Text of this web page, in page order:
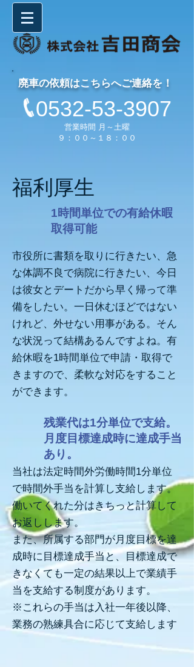
廃車の依頼はこちらへご連絡を！
0532-53-3907
営業時間 月～土曜
９：００～１８：００
福利厚生
1時間単位での有給休暇
取得可能
市役所に書類を取りに行きたい、急
な体調不良で病院に行きたい、今日
は彼女とデートだから早く帰って準
備をしたい。一日休むほどではない
けれど、外せない用事がある。そん
な状況って結構あるんですよね。有
給休暇を1時間単位で申請・取得で
きますので、柔軟な対応をすること
ができます。
残業代は1分単位で支給。
月度目標達成時に達成手当
あり。
当社は法定時間外労働時間1分単位
で時間外手当を計算し支給します。
働いてくれた分はきちっと計算して
お返しします。
また、所属する部門が月度目標を達
成時に目標達成手当と、目標達成で
きなくても一定の結果以上で業績手
当を支給する制度があります。
※これらの手当は入社一年後以降、
業務の熟練具合に応じて支給します